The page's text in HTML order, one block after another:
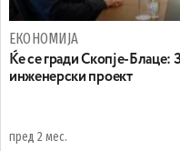
ЕКОНОМИЈА
Ќе се гради Скопје-Блаце:
инженерски проект
пред 2 мес.